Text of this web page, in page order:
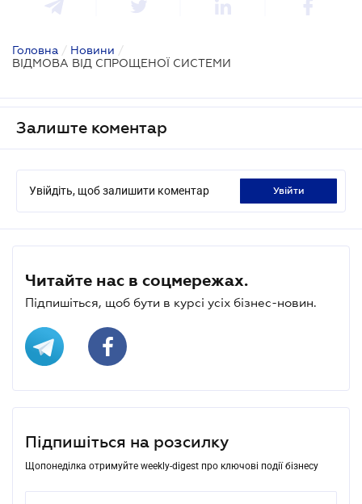
Головна / Новини /
ВІДМОВА ВІД СПРОЩЕНОЇ СИСТЕМИ
Залиште коментар
Увійдіть, щоб залишити коментар увійти
Читайте нас в соцмережах.
Підпишіться, щоб бути в курсі усіх бізнес-новин.
Підпишіться на розсилку
Щопонеділка отримуйте weekly-digest про ключові події бізнесу